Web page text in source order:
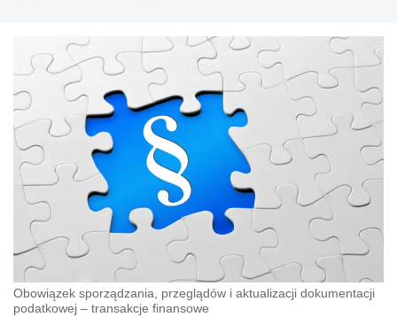
Obowiązek sporządzania, przeglądów i aktualizacji dokumentacji
podatkowej – transakcje finansowe